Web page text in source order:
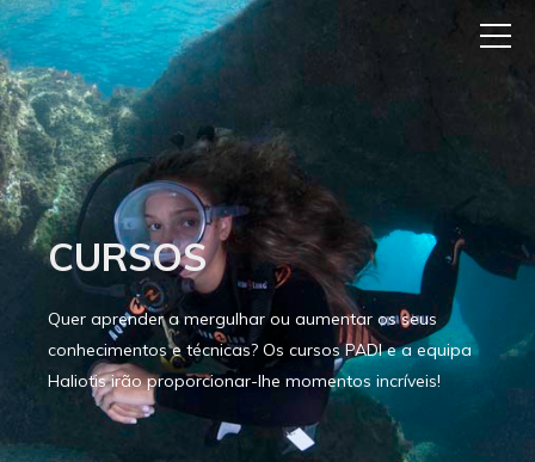
CURSOS
Quer aprender a mergulhar ou aumentar os seus
conhecimentos e técnicas? Os cursos PADI e a equipa
Haliotis irão proporcionar-lhe momentos incríveis!